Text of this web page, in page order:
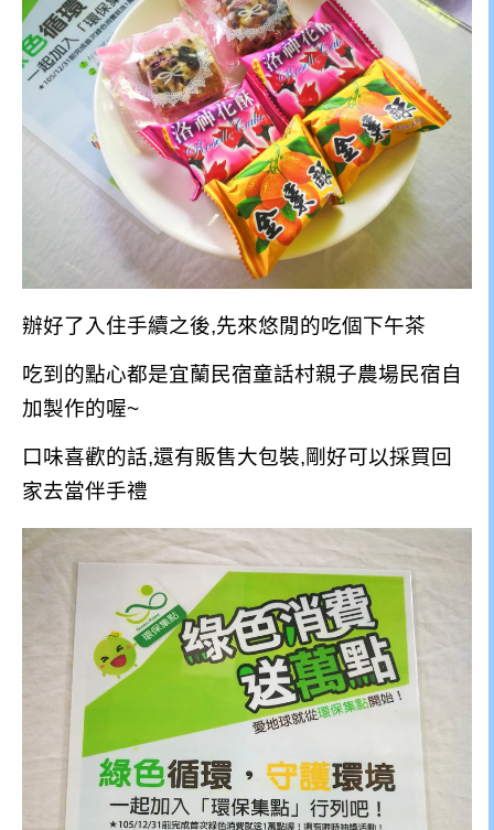
辦好了入住手續之後,先來悠閒的吃個下午茶
吃到的點心都是宜蘭民宿童話村親子農場民宿自
加製作的喔~
口味喜歡的話,還有販售大包裝,剛好可以採買回
家去當伴手禮